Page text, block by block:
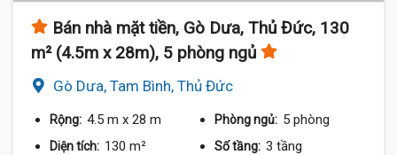
Bán nhà mặt tiền, Gò Dưa, Thủ Đức, 130
m² (4.5m x 28m), 5 phòng ngủ
Gò Dưa, Tam Bình, Thủ Đức
Rộng: 4.5 m x 28 m Phòng ngủ: 5 phòng
Diện tích: 130 m² Số tầng: 3 tầng